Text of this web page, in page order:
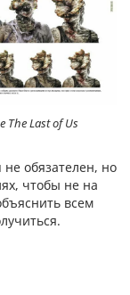
Last of Us
обязателен, но
чтобы не на
всем